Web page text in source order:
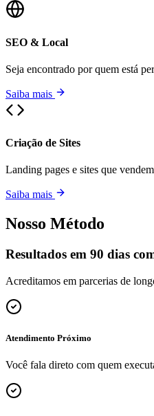
SEO & Local
Seja encontrado por quem está
Saiba mais
Criação de Sites
Landing pages e sites que
Saiba mais
Nosso Método
Resultados em 90 dias
Acreditamos em parcerias de
Atendimento Próximo
Você fala direto com quem